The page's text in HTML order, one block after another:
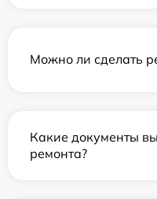
Можно ли сделать
Какие документы
ремонта?